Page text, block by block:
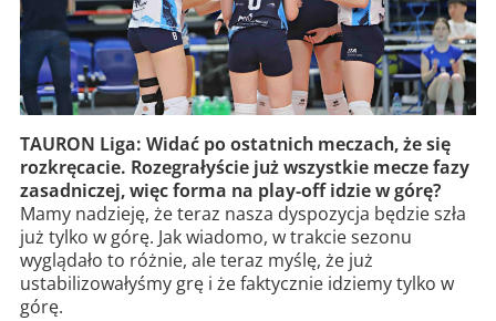
TAURON Liga: Widać po ostatnich meczach, że się
rozkręcacie. Rozegrałyście już wszystkie mecze fazy
zasadniczej, więc forma na play-off idzie w górę?
Mamy nadzieję, że teraz nasza dyspozycja będzie szła
już tylko w górę. Jak wiadomo, w trakcie sezonu
wyglądało to różnie, ale teraz myślę, że już
ustabilizowałyśmy grę i że faktycznie idziemy tylko w
górę.